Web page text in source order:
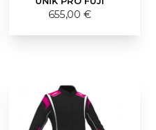
655,00 €